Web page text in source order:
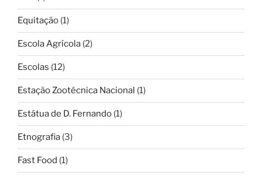
Equitação (1)
Escola Agrícola (2)
Escolas (12)
Estação Zootécnica Nacional (1)
Estátua de D. Fernando (1)
Etnografia (3)
Fast Food (1)